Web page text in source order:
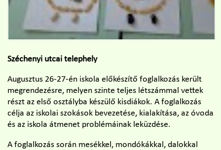
Széchenyi utcai telephely
Augusztus 26-27-én iskola előkészítő foglalkozás került
megrendezésre, melyen szinte teljes létszámmal vettek
részt az első osztályba készülő kisdiákok. A foglalkozás
célja az iskolai szokások bevezetése, kialakítása, az óvoda
és az iskola átmenet problémáinak leküzdése.
A foglalkozás során mesékkel, mondókákkal, dalokkal